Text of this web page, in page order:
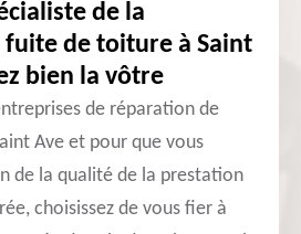
de la
de toiture à Saint
bien la vôtre
de réparation de
Ave et pour que vous
de la qualité de la prestation
choisissez de vous fier à